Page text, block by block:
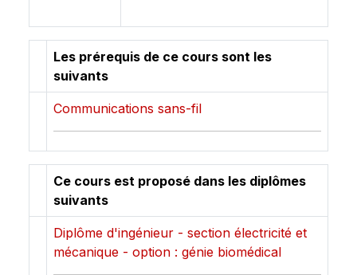
Les prérequis de ce cours sont les
suivants
Communications sans-fil
Ce cours est proposé dans les diplômes
suivants
Diplôme d'ingénieur - section électricité et
mécanique - option : génie biomédical